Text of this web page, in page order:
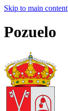
Skip to main content
Pozuelo